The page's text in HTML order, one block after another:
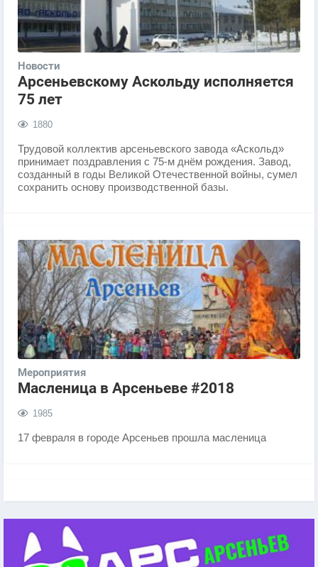
Новости
Арсеньевскому Аскольду исполняется
75 лет
1880
​Трудовой коллектив арсеньевского завода «Аскольд»
принимает поздравления с 75-м днём рождения. Завод,
созданный в годы Великой Отечественной войны, сумел
сохранить основу производственной базы.
Мероприятия
Масленица в Арсеньеве #2018
1985
17 февраля в городе Арсеньев прошла масленица